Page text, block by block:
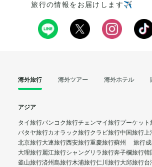
旅行の情報をお届けします✈️
海外旅行 海外ツアー 海外ホテル
アジア
タイ旅行バンコク旅行チェンマイ旅行プーケット
パタヤ旅行カオラック旅行クラビ旅行中国旅行上
北京旅行大連旅行西安旅行重慶旅行蘇州 旅行
大理旅行麗江旅行シャングリラ旅行奔子欄旅行韓
釜山旅行済州島旅行木浦旅行仁川旅行大邱旅行台